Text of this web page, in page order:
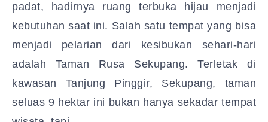
padat, hadirnya ruang terbuka hijau menjadi
kebutuhan saat ini. Salah satu tempat yang bisa
menjadi pelarian dari kesibukan sehari-hari
adalah Taman Rusa Sekupang. Terletak di
kawasan Tanjung Pinggir, Sekupang, taman
seluas 9 hektar ini bukan hanya sekadar tempat